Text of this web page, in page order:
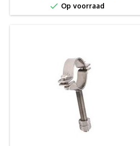
 Op voorraad